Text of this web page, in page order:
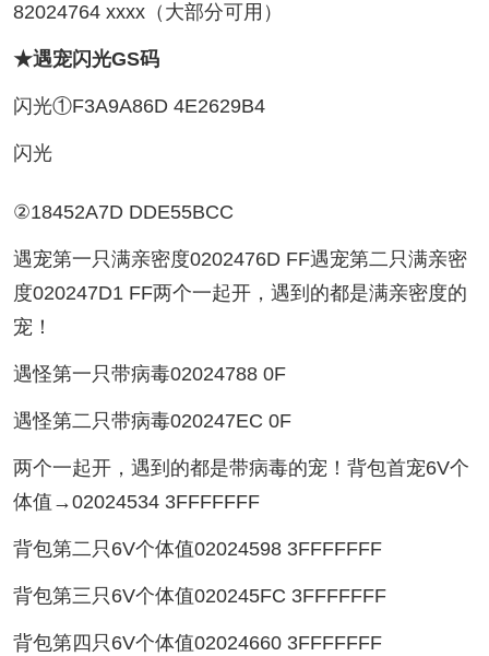
82024764 xxxx（大部分可用）
★遇宠闪光GS码
闪光①F3A9A86D 4E2629B4
闪光
②18452A7D DDE55BCC
遇宠第一只满亲密度0202476D FF遇宠第二只满亲密
度020247D1 FF两个一起开，遇到的都是满亲密度的
宠！
遇怪第一只带病毒02024788 0F
遇怪第二只带病毒020247EC 0F
两个一起开，遇到的都是带病毒的宠！背包首宠6V个
体值→02024534 3FFFFFFF
背包第二只6V个体值02024598 3FFFFFFF
背包第三只6V个体值020245FC 3FFFFFFF
背包第四只6V个体值02024660 3FFFFFFF